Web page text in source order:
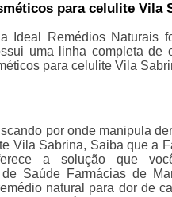
para celulite Vila
Ideal Remédios Naturais
uma linha completa de
para celulite Vila
por onde manipula
Vila Sabrina, Saiba que a
a solução que
Saúde Farmácias de
natural para dor de